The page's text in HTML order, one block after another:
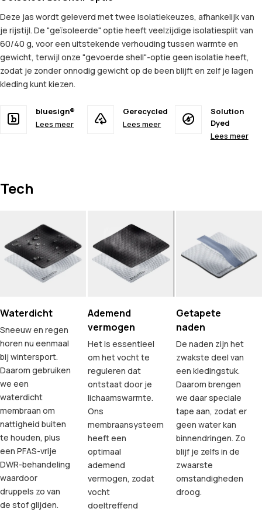
Deze jas wordt geleverd met twee isolatiekeuzes, afhankelijk van
je rijstijl. De "geïsoleerde" optie heeft veelzijdige isolatiesplit van
60/40 g, voor een uitstekende verhouding tussen warmte en
gewicht, terwijl onze "gevoerde shell"-optie geen isolatie heeft,
zodat je zonder onnodig gewicht op de been blijft en zelf je lagen
kleding kunt kiezen.
bluesign®
Lees meer
Gerecycled
Lees meer
Solution
Dyed
Lees meer
Tech
Waterdicht
Sneeuw en regen
horen nu eenmaal
bij wintersport.
Daarom gebruiken
we een
waterdicht
membraan om
nattigheid buiten
te houden, plus
een PFAS-vrije
DWR-behandeling
waardoor
druppels zo van
de stof glijden.
Ademend
vermogen
Het is essentieel
om het vocht te
reguleren dat
ontstaat door je
lichaamswarmte.
Ons
membraansysteem
heeft een
optimaal
ademend
vermogen, zodat
vocht
doeltreffend
Getapete
naden
De naden zijn het
zwakste deel van
een kledingstuk.
Daarom brengen
we daar speciale
tape aan, zodat er
geen water kan
binnendringen. Zo
blijf je zelfs in de
zwaarste
omstandigheden
droog.